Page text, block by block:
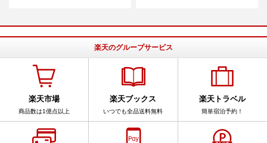
楽天のグループサービス
楽天市場
商品数は1億点以上
楽天ブックス
いつでも全品送料無料
楽天トラベル
簡単宿泊予約！